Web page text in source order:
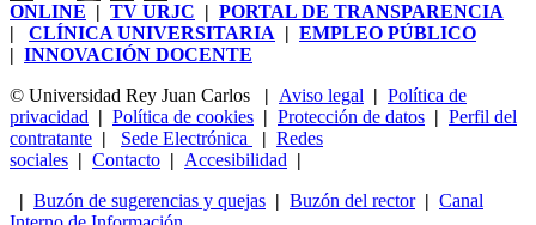
ONLINE | TV URJC | PORTAL DE TRANSPARENCIA
| CLÍNICA UNIVERSITARIA | EMPLEO PÚBLICO
| INNOVACIÓN DOCENTE
© Universidad Rey Juan Carlos
| Aviso legal | Política de
privacidad | Política de cookies | Protección de datos | Perfil del
contratante | Sede Electrónica | Redes
sociales | Contacto | Accesibilidad |
| Buzón de sugerencias y quejas | Buzón del rector| Canal